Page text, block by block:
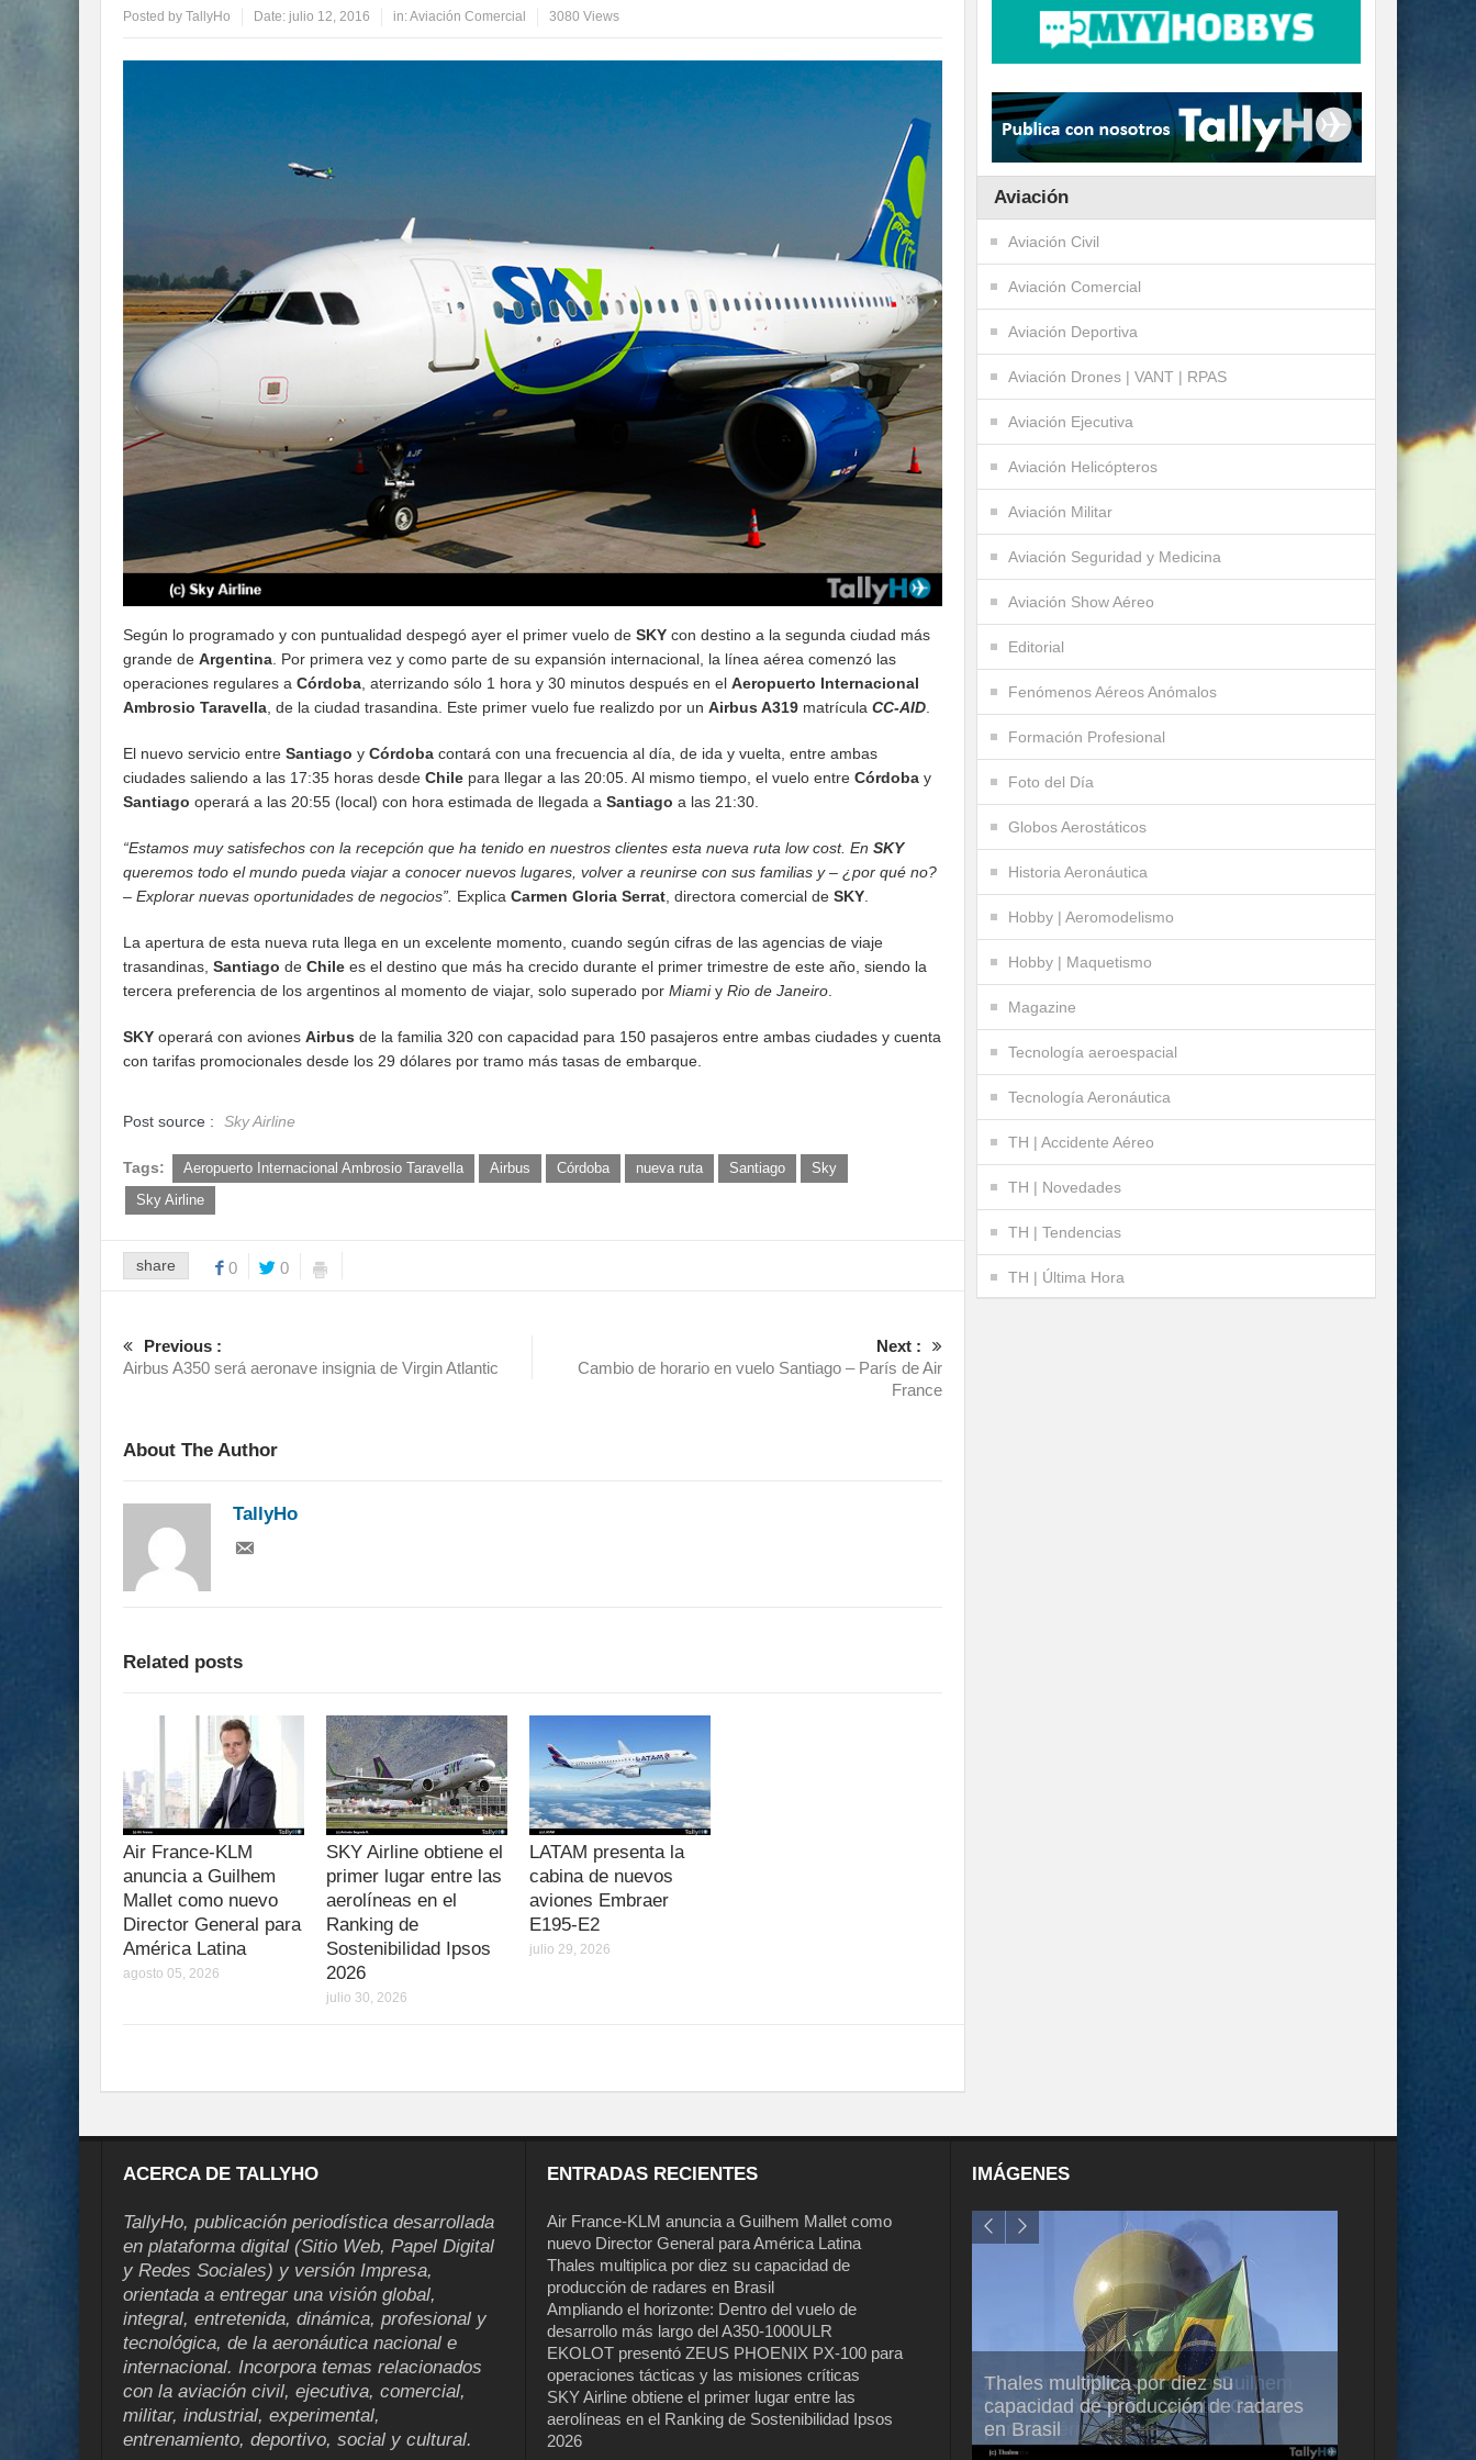
Posted by TallyHo Date: julio 12, 2016 in:Aviación Comercial 3080 Views
Según lo programado y con puntualidad despegó ayer el primer vuelo de SKY con destino a la segunda ciudad más
grande de Argentina. Por primera vez y como parte de su expansión internacional, la línea aérea comenzó las
operaciones regulares a Córdoba, aterrizando sólo 1 hora y 30 minutos después en el Aeropuerto Internacional
Ambrosio Taravella, de la ciudad trasandina. Este primer vuelo fue realizdo por un Airbus A319 matrícula CC-AID.
El nuevo servicio entre Santiago y Córdoba contará con una frecuencia al día, de ida y vuelta, entre ambas
ciudades saliendo a las 17:35 horas desde Chile para llegar a las 20:05. Al mismo tiempo, el vuelo entre Córdoba y
Santiago operará a las 20:55 (local) con hora estimada de llegada a Santiago a las 21:30.
“Estamos muy satisfechos con la recepción que ha tenido en nuestros clientes esta nueva ruta low cost. En SKY
queremos todo el mundo pueda viajar a conocer nuevos lugares, volver a reunirse con sus familias y – ¿por qué no?
– Explorar nuevas oportunidades de negocios”. Explica Carmen Gloria Serrat, directora comercial de SKY.
La apertura de esta nueva ruta llega en un excelente momento, cuando según cifras de las agencias de viaje
trasandinas, Santiago de Chile es el destino que más ha crecido durante el primer trimestre de este año, siendo la
tercera preferencia de los argentinos al momento de viajar, solo superado por Miamiy Rio de Janeiro.
SKY operará con aviones Airbus de la familia 320 con capacidad para 150 pasajeros entre ambas ciudades y cuenta
con tarifas promocionales desde los 29 dólares por tramo más tasas de embarque.
Post source : Sky Airline
Tags: Aeropuerto Internacional Ambrosio Taravella Airbus Córdoba nueva ruta Santiago
Sky
Sky Airline
share 0 0
Previous :
Airbus A350 será aeronave insignia de Virgin Atlantic
Next :
Cambio de horario en vuelo Santiago – París de Air
France
About The Author
TallyHo
Related posts
Air France-KLM
anuncia a Guilhem
Mallet como nuevo
Director General para
América Latina
agosto 05, 2026
SKY Airline obtiene el
primer lugar entre las
aerolíneas en el
Ranking de
Sostenibilidad Ipsos
2026
julio 30, 2026
LATAM presenta la
cabina de nuevos
aviones Embraer
E195-E2
julio 29, 2026
Aviación
Aviación Civil
Aviación Comercial
Aviación Deportiva
Aviación Drones | VANT | RPAS
Aviación Ejecutiva
Aviación Helicópteros
Aviación Militar
Aviación Seguridad y Medicina
Aviación Show Aéreo
Editorial
Fenómenos Aéreos Anómalos
Formación Profesional
Foto del Día
Globos Aerostáticos
Historia Aeronáutica
Hobby | Aeromodelismo
Hobby | Maquetismo
Magazine
Tecnología aeroespacial
Tecnología Aeronáutica
TH | Accidente Aéreo
TH | Novedades
TH | Tendencias
TH | Última Hora
ACERCA DE TALLYHO
TallyHo, publicación periodística desarrollada
en plataforma digital (Sitio Web, Papel Digital
y Redes Sociales) y versión Impresa,
orientada a entregar una visión global,
integral, entretenida, dinámica, profesional y
tecnológica, de la aeronáutica nacional e
internacional. Incorpora temas relacionados
con la aviación civil, ejecutiva, comercial,
militar, industrial, experimental,
entrenamiento, deportivo, social y cultural.
ENTRADAS RECIENTES
Air France-KLM anuncia a Guilhem Mallet como
nuevo Director General para América Latina
Thales multiplica por diez su capacidad de
producción de radares en Brasil
Ampliando el horizonte: Dentro del vuelo de
desarrollo más largo del A350-1000ULR
EKOLOT presentó ZEUS PHOENIX PX-100 para
operaciones tácticas y las misiones críticas
SKY Airline obtiene el primer lugar entre las
aerolíneas en el Ranking de Sostenibilidad Ipsos
2026
IMÁGENES
Air France-KLM anuncia a Guilhem
Mallet como nuevo Director General
para América Latina
Thales multiplica por diez su
capacidad de producción de radares
en Brasil